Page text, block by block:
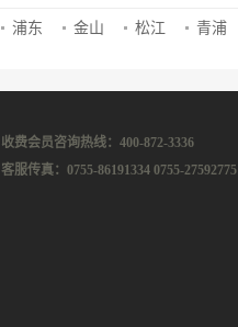
浦东 金山 松江 青浦
收费会员咨询热线：400-872-3336
客服传真：0755-86191334 0755-27592775